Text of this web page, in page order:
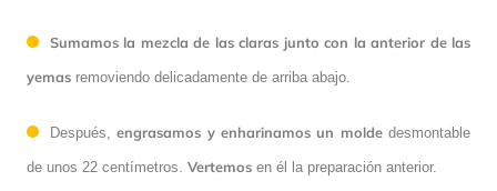
Sumamos la mezcla de las claras junto con la anterior de las
yemas removiendo delicadamente de arriba abajo.
Después,engrasamos y enharinamos un moldedesmontable
de unos 22 centímetros. Vertemos en él la preparación anterior.